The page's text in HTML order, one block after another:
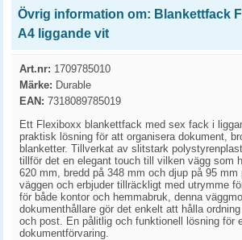
Övrig information om: Blankettfack
A4 liggande vit
Art.nr: 1709785010
Märke: Durable
EAN: 7318089785019
Ett Flexiboxx blankettfack med sex fack i
praktisk lösning för att organisera dokument,
blanketter. Tillverkat av slitstark
tillför det en elegant touch till vilken vägg som
620 mm, bredd på 348 mm och djup på 95
väggen och erbjuder tillräckligt med utrymme
för både kontor och hemmabruk, denna
dokumenthållare gör det enkelt att hålla
och post. En pålitlig och funktionell lösning för
dokumentförvaring.